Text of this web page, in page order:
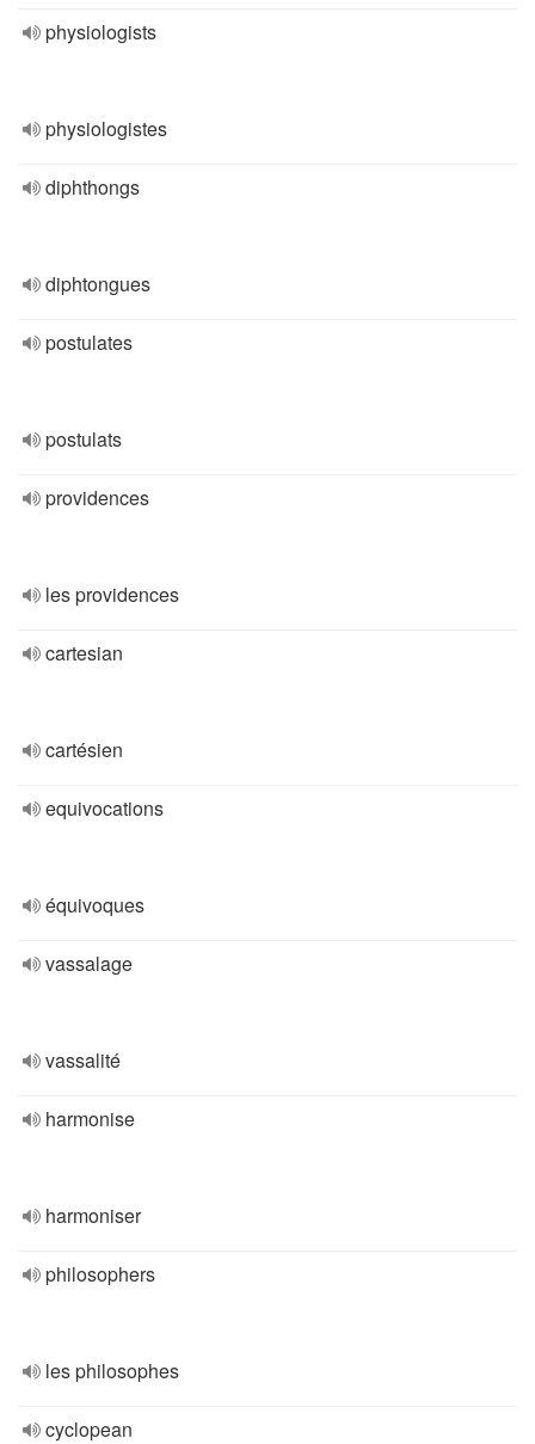
physiologists
physiologistes
diphthongs
diphtongues
postulates
postulats
providences
les providences
cartesian
cartésien
equivocations
équivoques
vassalage
vassalité
harmonise
harmoniser
philosophers
les philosophes
cyclopean